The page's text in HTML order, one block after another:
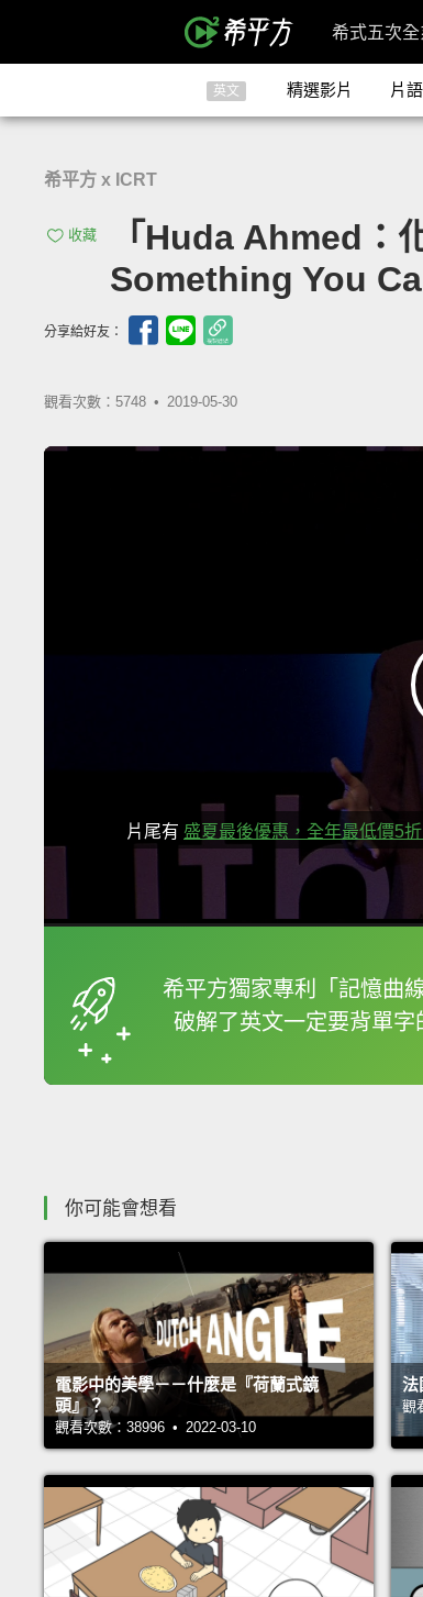
希式五次全
英文 精選影片 片
希平方 x ICRT
收藏
「Huda Ahmed
Something You
分享給好友：
觀看次數：5748 • 2019-05-30
片尾有 盛夏最後優惠，全年最低價5折
希平方獨家專利「記憶曲線
破解了英文一定要背單字
框選或點兩
你可能會想看
電影中的美學－－什麼是『荷蘭式鏡
頭』？
觀看次數：38996 • 2022-03-10
法
觀